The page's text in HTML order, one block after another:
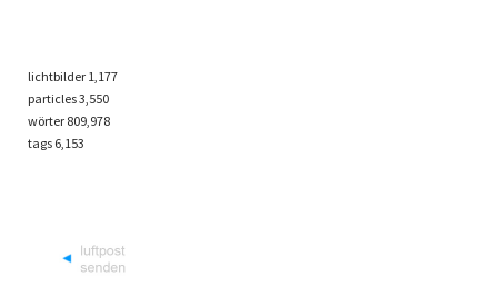
lichtbilder 1,177
particles3,550
wörter 809,978
tags 6,153